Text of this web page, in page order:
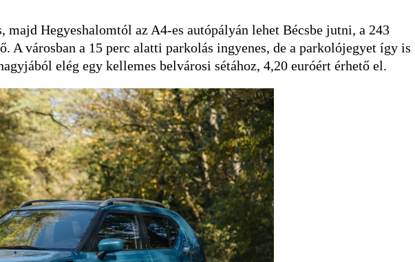
majd Hegyeshalomtól az A4-es autópályán lehet Bécsbe jutni, a 243
A városban a 15 perc alatti parkolás ingyenes, de a parkolójegyet így is
elég egy kellemes belvárosi sétához, 4,20 euróért érhető el.